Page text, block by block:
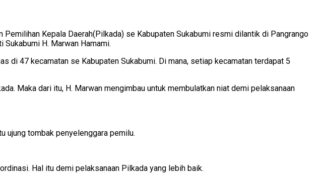
Kepala Daerah(Pilkada) se Kabupaten Sukabumi resmi dilantik di Pangrango
H. Marwan Hamami.
di 47 kecamatan se Kabupaten Sukabumi. Di mana, setiap kecamatan terdapat 5
Maka dari itu, H. Marwan mengimbau untuk membulatkan niat demi pelaksanaan
ujung tombak penyelenggara pemilu.
Hal itu demi pelaksanaan Pilkada yang lebih baik.